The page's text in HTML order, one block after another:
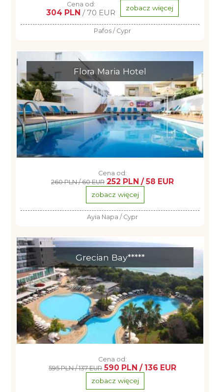
Cena od:
304 PLN / 70 EUR zobacz więcej
Pafos / Cypr
Flora Maria Hotel
Cena od:
260 PLN / 60 EUR 252 PLN / 58 EUR
zobacz więcej
Ayia Napa / Cypr
Grecian Bay*****
Cena od:
595 PLN / 137 EUR 590 PLN / 136 EUR
zobacz więcej